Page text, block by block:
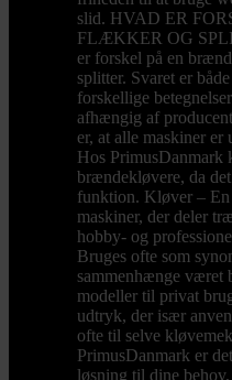
slid. HVAD ER
FLÆKKER OG
er forskel på en
splitter. Svaret er
forskellige
afhængig af
er, at alle maskiner
Hos PrimusDanmark
brændekløvere, da
funktion. Kløver – En
maskiner, der deler
hobby- og
Bruges ofte som
sammenhænge været
modeller til privat
udtryk, der især
ofte til selve
PrimusDanmark er
løsning til dine